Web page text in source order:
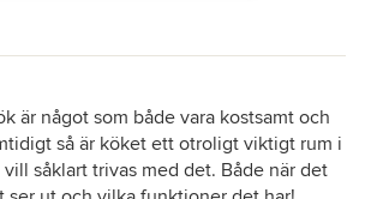
är något som både vara kostsamt och
så är köket ett otroligt viktigt rum i
såklart trivas med det. Både när det